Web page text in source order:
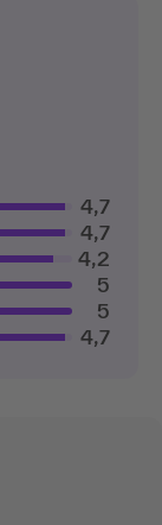
4,7
4,7
4,2
5
5
4,7